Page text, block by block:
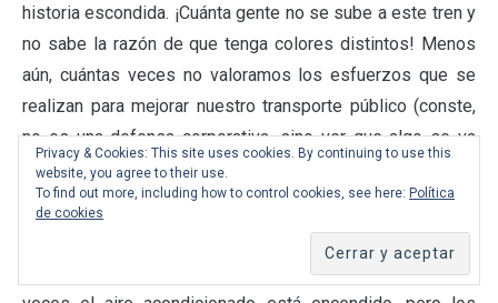
historia escondida. ¡Cuánta gente no se sube a este tren y
no sabe la razón de que tenga colores distintos! Menos
aún, cuántas veces no valoramos los esfuerzos que se
realizan para mejorar nuestro transporte público (conste,
no es una defensa corporativa, sino ver que algo se va
avanzando). Hace 3 años, soñábamos con tener trenes
con aire acondicionado y hoy, al menos toda la flota de
Lo que falla un poco es la cultura de las personas. A
Privacy & Cookies: This site uses cookies. By continuing to use this
website, you agree to their use.
To find out more, including how to control cookies, see here: Política
de cookies